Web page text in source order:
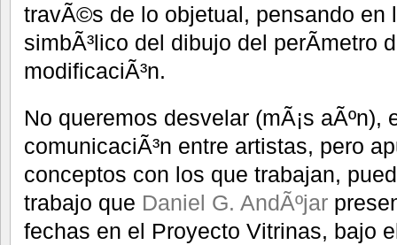
travÃ©s de lo objetual, pensando en
simbÃ³lico del dibujo del perÃ­metro
modificaciÃ³n.
No queremos desvelar (mÃ¡s aÃºn),
comunicaciÃ³n entre artistas, pero
conceptos con los que trabajan,
trabajo que Daniel G. AndÃºjar
fechas en el Proyecto Vitrinas, bajo